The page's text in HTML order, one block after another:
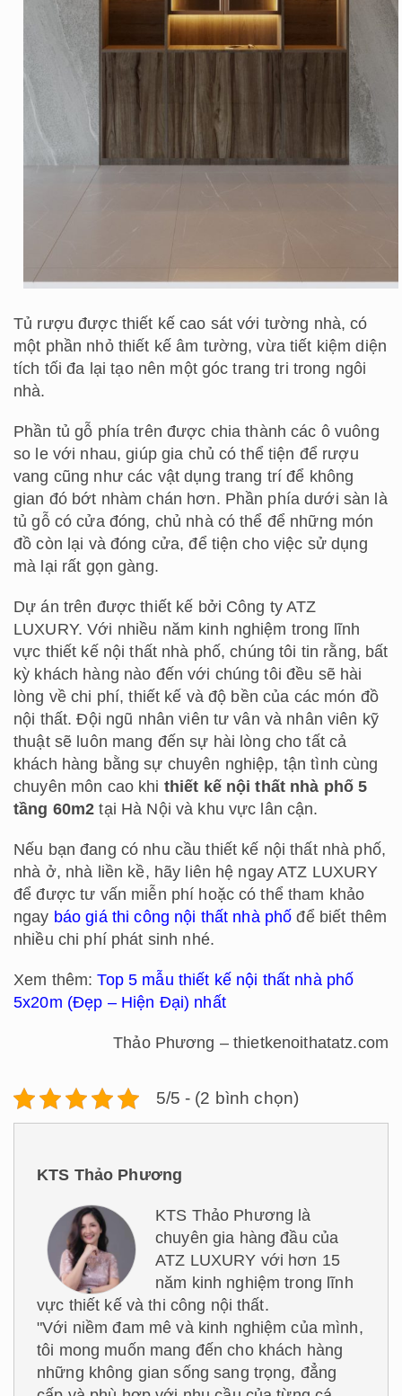
Tủ rượu được thiết kế cao sát với tường nhà, có
một phần nhỏ thiết kế âm tường, vừa tiết kiệm diện
tích tối đa lại tạo nên một góc trang tri trong ngôi
nhà.
Phần tủ gỗ phía trên được chia thành các ô vuông
so le với nhau, giúp gia chủ có thể tiện để rượu
vang cũng như các vật dụng trang trí để không
gian đó bớt nhàm chán hơn. Phần phía dưới sàn là
tủ gỗ có cửa đóng, chủ nhà có thể để những món
đồ còn lại và đóng cửa, để tiện cho việc sử dụng
mà lại rất gọn gàng.
Dự án trên được thiết kế bởi Công ty ATZ
LUXURY. Với nhiều năm kinh nghiệm trong lĩnh
vực thiết kế nội thất nhà phố, chúng tôi tin rằng, bất
kỳ khách hàng nào đến với chúng tôi đều sẽ hài
lòng về chi phí, thiết kế và độ bền của các món đồ
nội thất. Đội ngũ nhân viên tư vân và nhân viên kỹ
thuật sẽ luôn mang đến sự hài lòng cho tất cả
khách hàng bằng sự chuyên nghiệp, tận tình cùng
chuyên môn cao khi thiết kế nội thất nhà phố 5
tầng 60m2 tại Hà Nội và khu vực lân cận.
Nếu bạn đang có nhu cầu thiết kế nội thất nhà phố,
nhà ở, nhà liền kề, hãy liên hệ ngay ATZ LUXURY
để được tư vấn miễn phí hoặc có thể tham khảo
ngay báo giá thi công nội thất nhà phố để biết thêm
nhiều chi phí phát sinh nhé.
Xem thêm:Top 5 mẫu thiết kế nội thất nhà phố
5x20m (Đẹp – Hiện Đại) nhất
Thảo Phương – thietkenoithatatz.com
5/5 - (2 bình chọn)
KTS Thảo Phương
KTS Thảo Phương là
chuyên gia hàng đầu của
ATZ LUXURY với hơn 15
năm kinh nghiệm trong lĩnh
vực thiết kế và thi công nội thất.
"Với niềm đam mê và kinh nghiệm của mình,
tôi mong muốn mang đến cho khách hàng
những không gian sống sang trọng, đẳng